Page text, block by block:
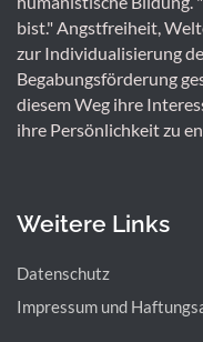
bist." Angstfreiheit,
zur Individualisierung
Begabungsförderung
diesem Weg ihre
ihre Persönlichkeit zu
Weitere Links
Datenschutz
Impressum und